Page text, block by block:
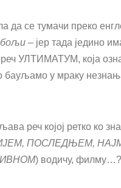
да се тумачи преко
– јер тада једино
реч УЛТИМАТУМ, која
бауљамо у мраку
реч којој ретко ко зна
ПОСЛЕДЊЕМ,
) водичу,